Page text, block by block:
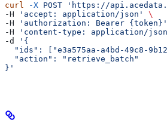
curl -X POST 'https://
-H
'accept: application/json'
\
-H
'authorization: Bearer {token}'
-H
'content-type: application/
-d
'{
"ids": ["e3a575aa-a4bd-49c8-
  "action": "retrieve_batch"
}'